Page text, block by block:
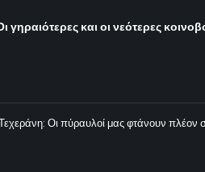
και οι νεότερες
Οι πύραυλοί μας φτάνουν πλέον